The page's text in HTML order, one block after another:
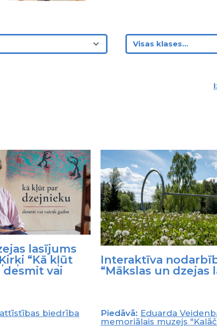
lasījums
“Kā kļūt
vai
biedrība
Interaktīva
“Mākslas un dzejas
Piedāvā: Eduarda
memoriālais muzejs